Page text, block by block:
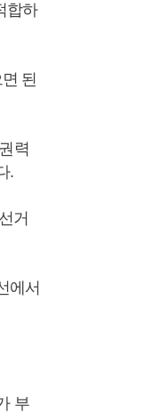
합하
된
력
.
거
에서
부